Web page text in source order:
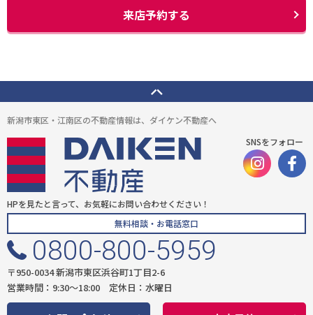
(5) その他上記(1)から(4)に附随する業務の実施
このように提供された個人データにつきましては、サイト管理会社におい
ルマガジンなどによる情報提供、お客様による購買の分析をして、当社の
事業運営を改善するために、個人データ（お客様が指定された他の方の宛
先情報を除く）を利用します。
当社は、サイト管理会社に対し、個人情報保護法を遵守し、お客様のプラ
イバシーに配慮した個人情報の取り扱いをすることを規約などで義務づけ
４．お客様情報の第三者への開示・提供
当社は、前項3．の利用目的に記載した場合及び以下のいずれかに該当す
る場合を除き、お客さま情報を第三者へ開示又は提供いたしません。
(1) ご本人の同意がある場合
(2) 法令に基づき開示・提供を求められた場合
来店予約する
新潟市東区・江南区の不動産情報は、ダイケン不動産へ
SNSをフォロー
HPを見たと言って、お気軽にお問い合わせください！
無料相談・お電話窓口
0800-800-5959
〒950-0034 新潟市東区浜谷町1丁目2-6
営業時間：9:30〜18:00 定休日：水曜日